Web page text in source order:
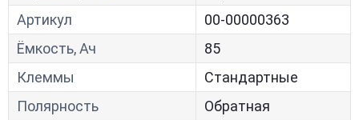
Артикул
00-00000363
Ёмкость, Ач
85
Клеммы
Стандартные
Полярность
Обратная